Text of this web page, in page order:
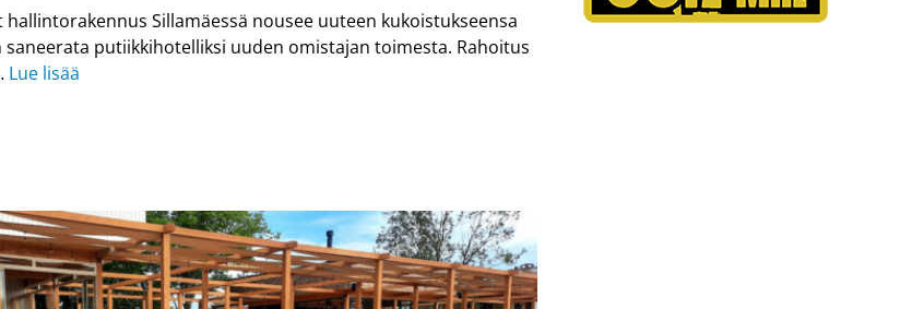
Sillamäessä nousee uuteen kukoistukseensa
saneerata putiikkihotelliksi uuden omistajan toimesta. Rahoitus
Lue lisää